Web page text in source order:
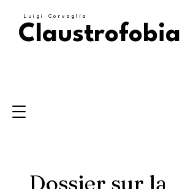
Luigi Corvaglia
Claustrofobia
Dossier sur la